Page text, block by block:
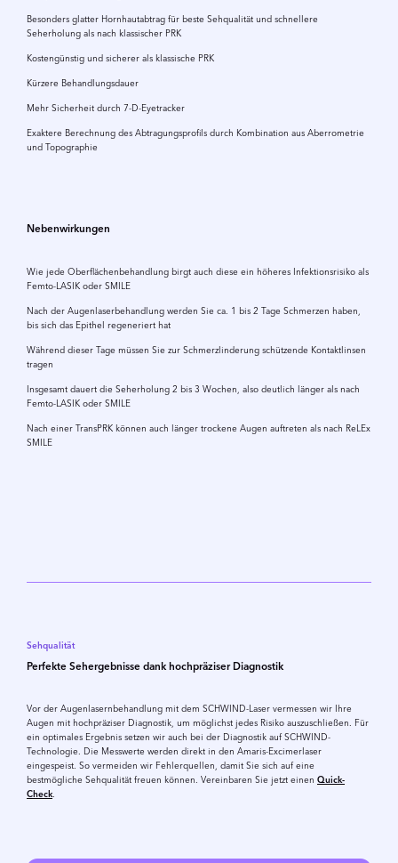
Besonders glatter Hornhautabtrag für beste Sehqualität und schnellere
Seherholung als nach klassischer PRK
Kostengünstig und sicherer als klassische PRK
Kürzere Behandlungsdauer
Mehr Sicherheit durch 7-D-Eyetracker
Exaktere Berechnung des Abtragungsprofils durch Kombination aus Aberrometrie
und Topographie
Nebenwirkungen
Wie jede Oberflächenbehandlung birgt auch diese ein höheres Infektionsrisiko als
Femto-LASIK oder SMILE
Nach der Augenlaserbehandlung werden Sie ca. 1 bis 2 Tage Schmerzen haben,
bis sich das Epithel regeneriert hat
Während dieser Tage müssen Sie zur Schmerzlinderung schützende Kontaktlinsen
tragen
Insgesamt dauert die Seherholung 2 bis 3 Wochen, also deutlich länger als nach
Femto-LASIK oder SMILE
Nach einer TransPRK können auch länger trockene Augen auftreten als nach ReLEx
SMILE
Sehqualität
Perfekte Sehergebnisse dank hochpräziser Diagnostik
Vor der Augenlasernbehandlung mit dem SCHWIND-Laser vermessen wir Ihre
Augen mit hochpräziser Diagnostik, um möglichst jedes Risiko auszuschließen. Für
ein optimales Ergebnis setzen wir auch bei der Diagnostik auf SCHWIND-
Technologie. Die Messwerte werden direkt in den Amaris-Excimerlaser
eingespeist. So vermeiden wir Fehlerquellen, damit Sie sich auf eine
bestmögliche Sehqualität freuen können. Vereinbaren Sie jetzt einen Quick-
Check